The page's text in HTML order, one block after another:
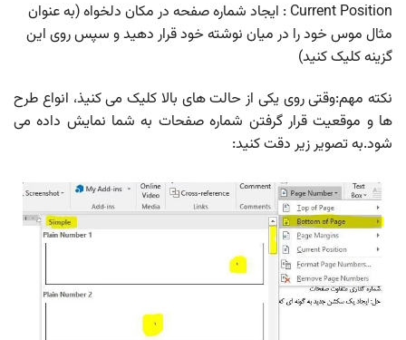
Current Position : ایجاد شماره صفحه در مکان دلخواه (به عنوان
مثال موس خود را در میان نوشته خود قرار دهید و سپس روی این
گزینه کلیک کنید)
نکته مهم:وقتی روی یکی از حالت های بالا کلیک می کنیذ، انواع طرح
ها و موقعیت قرار گرفتن شماره صفحات به شما نمایش داده می
شود.به تصویر زیر دقت کنید: